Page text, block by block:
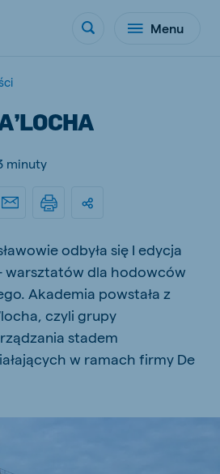
Menu
minuty
odbyła się I edycja
warsztatów dla hodowców
Akademia powstała z
czyli grupy
stadem
w ramach firmy De